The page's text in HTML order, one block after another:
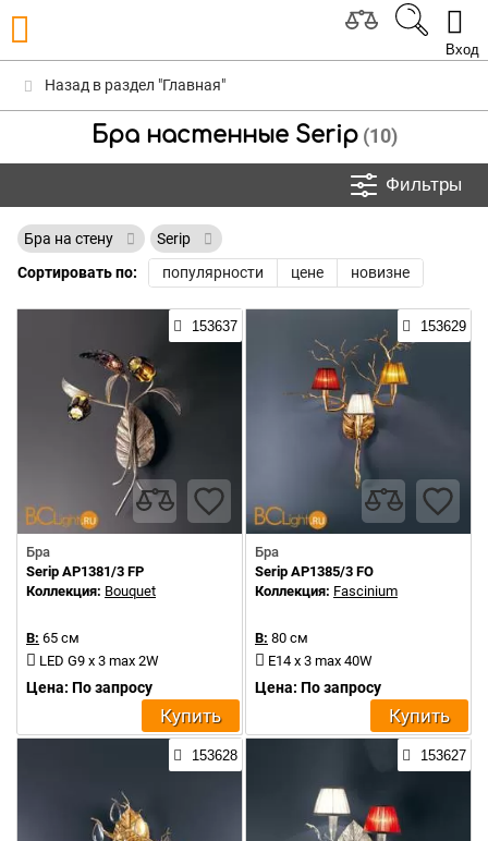
Вход
Назад в раздел "Главная"
Бра настенные Serip(10)
Фильтры
Бра на стену
Serip
Сортировать по:
популярности цене новизне
153637
Бра
Serip AP1381/3 FP
Коллекция: Bouquet
В: 65 см
LED G9 x 3 max 2W
Цена: По запросу
Купить
153629
Бра
Serip AP1385/3 FO
Коллекция: Fascinium
В: 80 см
E14 x 3 max 40W
Цена: По запросу
Купить
153628 153627